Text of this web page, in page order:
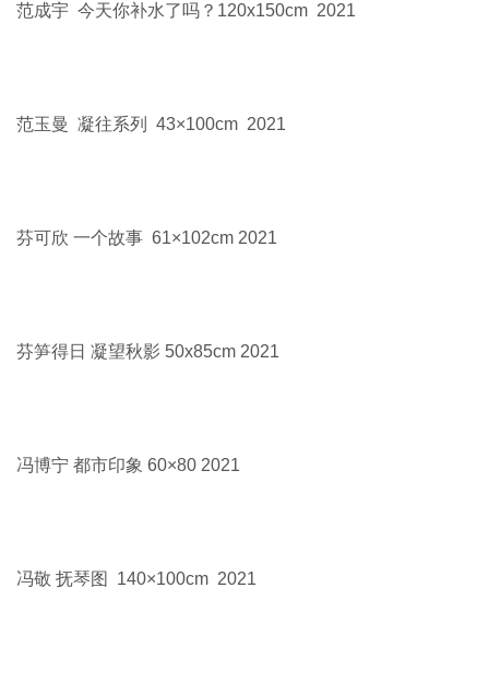
范成宇 今天你补水了吗？120x150cm 2021
范玉曼 凝往系列 43×100cm 2021
芬可欣 一个故事 61×102cm 2021
芬笋得日 凝望秋影 50x85cm 2021
冯博宁 都市印象 60×80 2021
冯敬 抚琴图 140×100cm 2021